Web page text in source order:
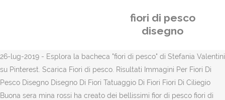
fiori di pesco
disegno
26-lug-2019 - Esplora la bacheca "fiori di pesco" di Stefania Valentini
su Pinterest. Scarica Fiori di pesco. Risultati Immagini Per Fiori Di
Pesco Disegno Disegno Di Fiori Tatuaggio Di Fiori Fiori Di Ciliegio
Buona sera mina rossi ha creato dei bellissimi fior di pesco fiori di